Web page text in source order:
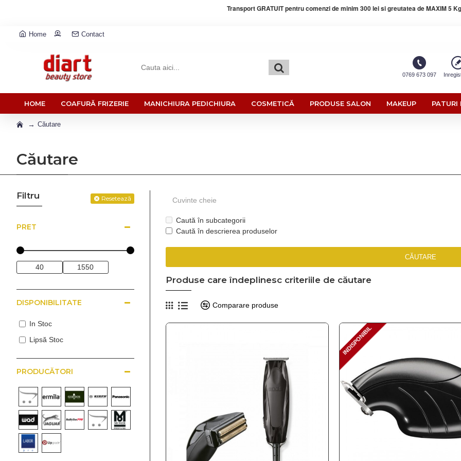
Transport GRATUIT pentru comenzi de minim 300 lei si greutatea de MAXIM 5
Home Contact
0769 673 097
HOME COAFURĂ FRIZERIE MANICHIURA PEDICHIURA COSMETICĂ PRODUSE SALON MAKEUP PATURI
Căutare
Căutare
Filtru Resetează
PRET
PRODUCĂTORI
DISPONIBILITATE
In Stoc
Lipsă Stoc
Caută în subcategorii
Caută în descrierea produselor
CĂUTARE
Produse care îndeplinesc criteriile de căutare
Comparare produse
INDISPONIBIL
INDISPONIBIL